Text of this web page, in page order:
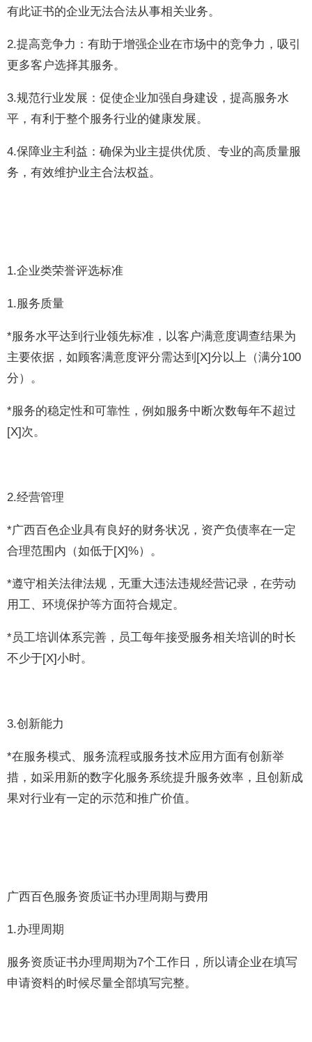
有此证书的企业无法合法从事相关业务。
2.提高竞争力：有助于增强企业在市场中的竞争力，吸引
更多客户选择其服务。
3.规范行业发展：促使企业加强自身建设，提高服务水
平，有利于整个服务行业的健康发展。
4.保障业主利益：确保为业主提供优质、专业的高质量服
务，有效维护业主合法权益。
1.企业类荣誉评选标准
1.服务质量
*服务水平达到行业领先标准，以客户满意度调查结果为
主要依据，如顾客满意度评分需达到[X]分以上（满分100
分）。
*服务的稳定性和可靠性，例如服务中断次数每年不超过
[X]次。
2.经营管理
*广西百色企业具有良好的财务状况，资产负债率在一定
合理范围内（如低于[X]%）。
*遵守相关法律法规，无重大违法违规经营记录，在劳动
用工、环境保护等方面符合规定。
*员工培训体系完善，员工每年接受服务相关培训的时长
不少于[X]小时。
3.创新能力
*在服务模式、服务流程或服务技术应用方面有创新举
措，如采用新的数字化服务系统提升服务效率，且创新成
果对行业有一定的示范和推广价值。
广西百色服务资质证书办理周期与费用
1.办理周期
服务资质证书办理周期为7个工作日，所以请企业在填写
申请资料的时候尽量全部填写完整。